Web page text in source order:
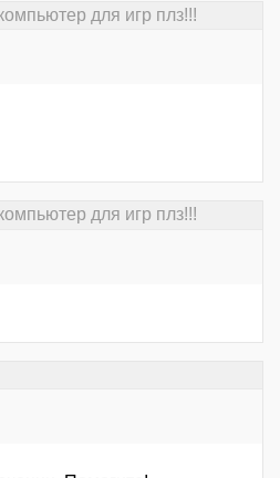
для игр плз!!!
для игр плз!!!